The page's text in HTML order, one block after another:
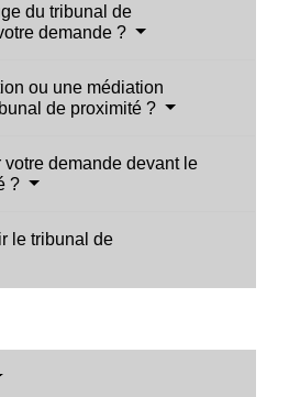
du tribunal de
demande ?
ou une médiation
de proximité ?
demande devant le
?
le tribunal de